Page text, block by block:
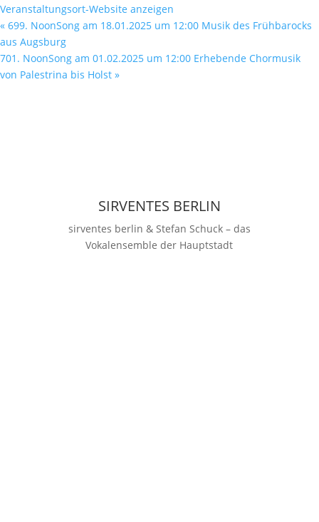
Veranstaltungsort-Website anzeigen
« 699. NoonSong am 18.01.2025 um 12:00 Musik des Frühbarocks
aus Augsburg
701. NoonSong am 01.02.2025 um 12:00 Erhebende Chormusik
von Palestrina bis Holst »
SIRVENTES BERLIN
sirventes berlin & Stefan Schuck – das
Vokalensemble der Hauptstadt